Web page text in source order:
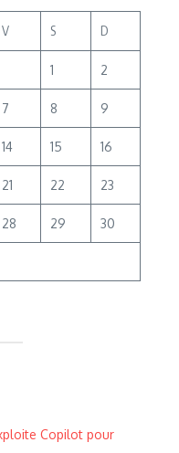
V S D
1 2
7 8 9
14 15 16
21 22 23
28 29 30
Copilot pour